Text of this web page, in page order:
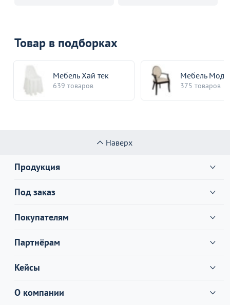
Товар в подборках
Мебель Хай тек
639 товаров
Мебель
375 товаров
Наверх
Продукция
Под заказ
Покупателям
Партнёрам
Кейсы
О компании